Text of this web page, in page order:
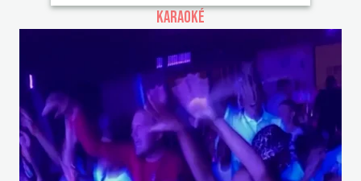
Karaoké